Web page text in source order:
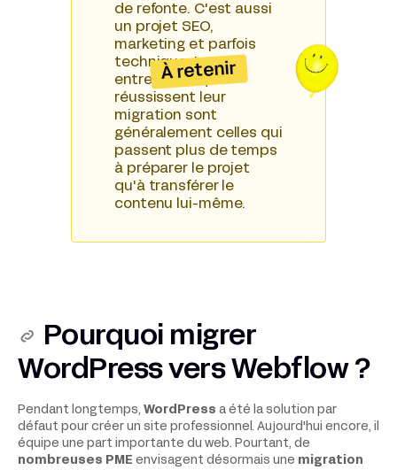
de refonte. C'est aussi
un projet SEO,
marketing et parfois
technique. Les
entreprises qui
réussissent leur
migration sont
généralement celles qui
passent plus de temps
à préparer le projet
qu'à transférer le
contenu lui-même.
À retenir
Pourquoi migrer
WordPress vers Webflow ?
Pendant longtemps, WordPress a été la solution par
défaut pour créer un site professionnel. Aujourd'hui encore, il
équipe une part importante du web. Pourtant, de
nombreuses PME envisagent désormais une migration